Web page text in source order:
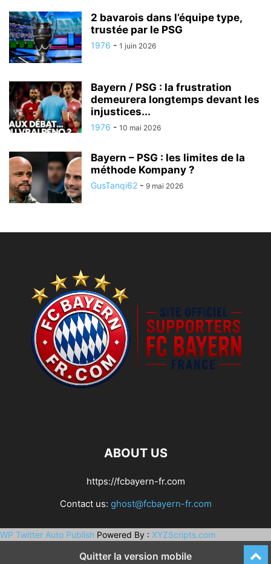
2 bavarois dans l’équipe type,
trustée par le PSG
1976 - 1 juin 2026
Bayern / PSG : la frustration
demeurera longtemps devant les
injustices...
1976 - 10 mai 2026
Bayern – PSG : les limites de la
méthode Kompany ?
GusTanqi62 - 9 mai 2026
ABOUT US
https://fcbayern-fr.com
Contact us: ghost@fcbayern-fr.com
WP Twitter Auto Publish Powered By : XYZScripts.com
Quitter la version mobile